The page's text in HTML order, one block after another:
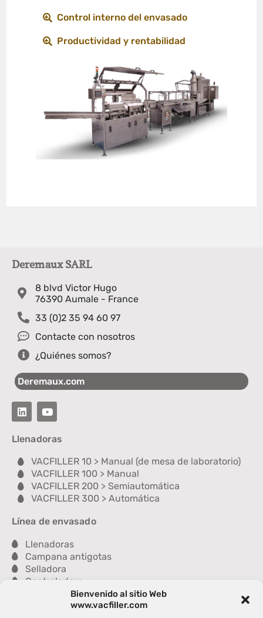
Bienvenido al sitio Web
www.vacfiller.com
Control interno del envasado
Productividad y rentabilidad
Deremaux SARL
8 blvd Victor Hugo
76390 Aumale - France
33 (0)2 35 94 60 97
Contacte con nosotros
¿Quiénes somos?
Deremaux.com
Llenadoras
VACFILLER 10 > Manual (de mesa de laboratorio)
VACFILLER 100 > Manual
VACFILLER 200 > Semiautomática
VACFILLER 300 > Automática
Línea de envasado
Llenadoras
Campana antigotas
Selladora
Controladora